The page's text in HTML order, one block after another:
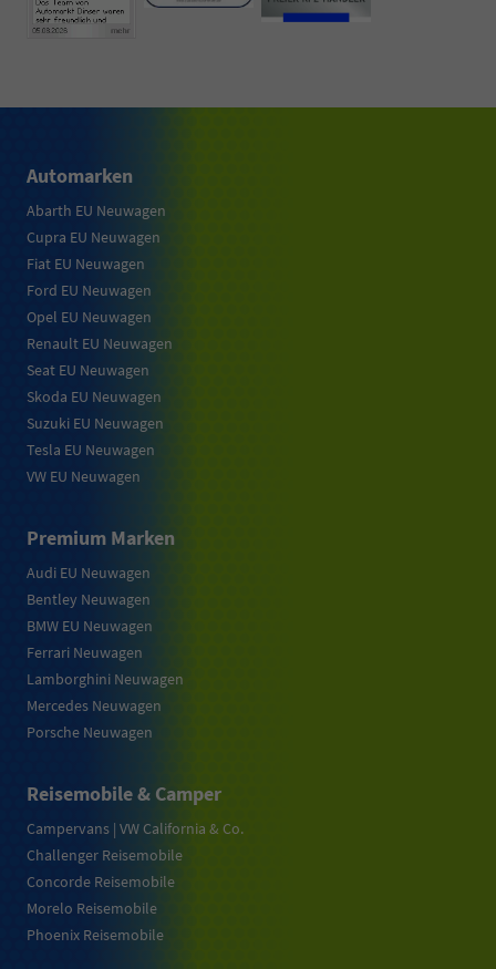
Automarken
Abarth EU Neuwagen
Cupra EU Neuwagen
Fiat EU Neuwagen
Ford EU Neuwagen
Opel EU Neuwagen
Renault EU Neuwagen
Seat EU Neuwagen
Skoda EU Neuwagen
Suzuki EU Neuwagen
Tesla EU Neuwagen
VW EU Neuwagen
Premium Marken
Audi EU Neuwagen
Bentley Neuwagen
BMW EU Neuwagen
Ferrari Neuwagen
Lamborghini Neuwagen
Mercedes Neuwagen
Porsche Neuwagen
Reisemobile & Camper
Campervans | VW California & Co.
Challenger Reisemobile
Concorde Reisemobile
Morelo Reisemobile
Phoenix Reisemobile